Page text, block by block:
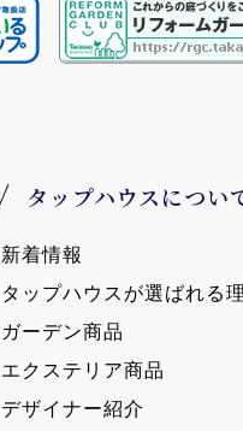
タップハウスについ
新着情報
タップハウスが選ばれる
ガーデン商品
エクステリア商品
デザイナー紹介